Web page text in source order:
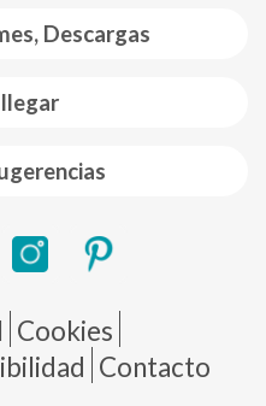
Descargas
de página
Cookies
Contacto